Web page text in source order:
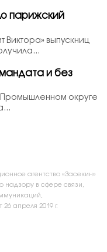
парижский
Виктора» выпускниц
и без
Промышленном округе
агентство «Засекин»
в сфере связи,
апреля 2019 г.